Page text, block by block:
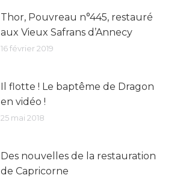
Thor, Pouvreau n°445, restauré
aux Vieux Safrans d’Annecy
16 février 2019
Il flotte ! Le baptême de Dragon
en vidéo !
25 mai 2018
Des nouvelles de la restauration
de Capricorne